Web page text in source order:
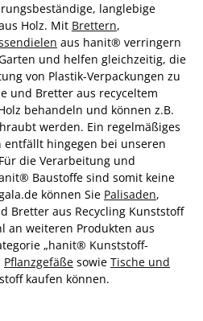
langlebige
Holz. Mit Brettern,
aus hanit® verringern
und helfen gleichzeitig, die
von Plastik-Verpackungen zu
und Bretter aus recyceltem
behandeln und können z.B.
werden. Ein regelmäßiges
entfällt hingegen bei unseren
die Verarbeitung und
Baustoffe sind somit keine
können Sie Palisaden,
Bretter aus Recycling Kunststoff
an weiteren Produkten aus
„hanit® Kunststoff-
Pflanzgefäße sowie Tische und
kaufen können.